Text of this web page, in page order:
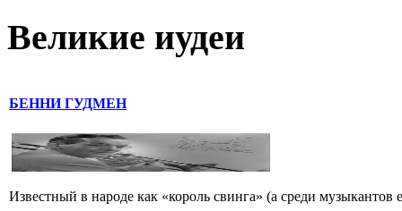
Великие иудеи
БЕННИ ГУДМЕН
Известный в народе как «король свинга» (а среди